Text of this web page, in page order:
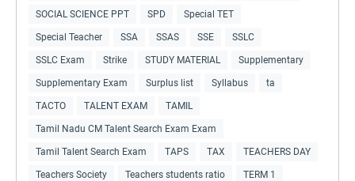
SOCIAL SCIENCE PPT SPD Special TET
Special Teacher SSA SSAS SSE SSLC
SSLC Exam Strike STUDY MATERIAL Supplementary
Supplementary Exam Surplus list Syllabus ta
TACTO TALENT EXAM TAMIL
Tamil Nadu CM Talent Search Exam Exam
Tamil Talent Search Exam TAPS TAX TEACHERS DAY
Teachers Society Teachers students ratio TERM 1